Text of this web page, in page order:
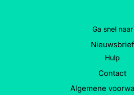
Ga snel naar
Nieuwsbrief
Hulp
Contact
Algemene